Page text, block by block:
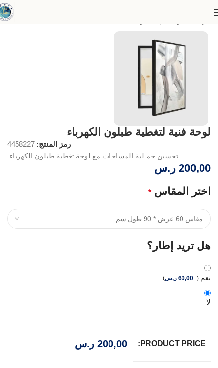
لوحة فنية لتغطية طبلون الكهرباء
رمز المنتج: 4458227
تحسين جمالية المساحات مع لوحة تغطية طبلون الكهرباء.
200,00 ر.س
اختر المقاس *
هل تريد إطار؟
نعم (
+
60,00 ر.س)
لا
PRODUCT PRICE:
200,00 ر.س